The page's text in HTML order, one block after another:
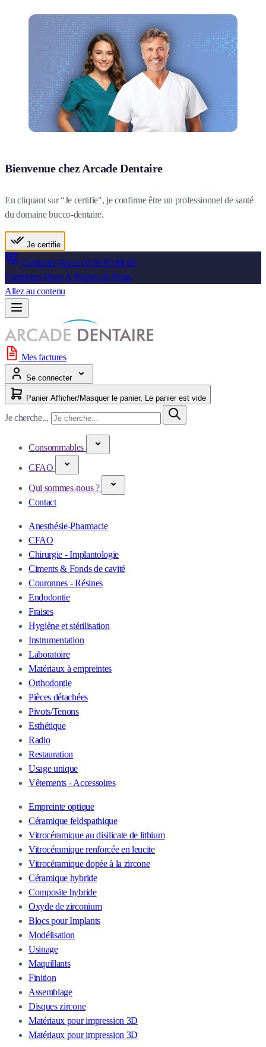
Bienvenue chez Arcade Dentaire
En cliquant sur “Je certifie", je confirme être un professionnel de santé
du domaine bucco-dentaire.
Je certifie
Contactez-Nous02 99 83 88 89
Contactez-Nous À Propos de Nous
Allez au contenu
Mes factures
Se connecter
Panier Afficher/Masquer le panier, Le panier est vide
Je cherche...
Consommables
CFAO
Qui sommes-nous ?
Contact
Anesthésie-Pharmacie
CFAO
Chirurgie - Implantologie
Ciments & Fonds de cavité
Couronnes - Résines
Endodontie
Fraises
Hygiène et stérilisation
Instrumentation
Laboratoire
Matériaux à empreintes
Orthodontie
Pièces détachées
Pivots/Tenons
Esthétique
Radio
Restauration
Usage unique
Vêtements - Accessoires
Empreinte optique
Céramique feldspathique
Vitrocéramique au disilicate de lithium
Vitrocéramique renforcée en leucite
Vitrocéramique dopée à la zircone
Céramique hybride
Composite hybride
Oxyde de zirconium
Blocs pour Implants
Modélisation
Usinage
Maquillants
Finition
Assemblage
Disques zircone
Matériaux pour impression 3D
Matériaux pour impression 3D